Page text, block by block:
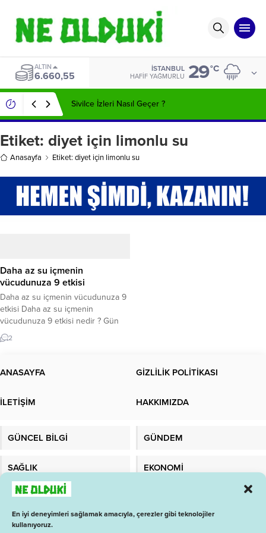
En iyi deneyimleri sağlamak amacıyla, çerezler gibi teknolojiler
kullanıyoruz.
ALTIN
6.660,55
İSTANBUL
HAFIF YAĞMURLU 29°C
Sivilce İzleri Nasıl Geçer ?
Etiket: diyet için limonlu su
Anasayfa Etiket: diyet için limonlu su
Daha az su içmenin
vücudunuza 9 etkisi
Daha az su içmenin vücudunuza 9
etkisi Daha az su içmenin
vücudunuza 9 etkisi nedir ? Gün
içinde su içmeyi mi unuttunuz?
Düşük su alımı baş ağrısından mide
neden olabilir. Daha az suyun
2
ANASAYFA GİZLİLİK POLİTİKASI
İLETİŞİM HAKKIMIZDA
GÜNCEL BİLGİ GÜNDEM
SAĞLIK EKONOMİ
TEKNOLOJİ
1 İŞ ARA